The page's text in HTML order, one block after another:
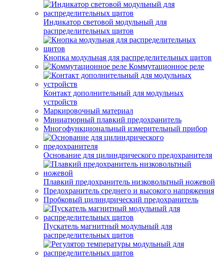
Индикатор световой модульный для
распределительных щитов
Кнопка модульная для распределительных щитов
Коммутационное реле
Контакт дополнительный для модульных
устройств
Маркировочный материал
Миниатюрный плавкий предохранитель
Многофункциональный измерительный прибор
Основание для цилиндрического предохранителя
Плавкий предохранитель низковольтный ножевой
Предохранитель среднего и высокого напряжения
Пробковый цилиндрический предохранитель
Пускатель магнитный модульный для
распределительных щитов